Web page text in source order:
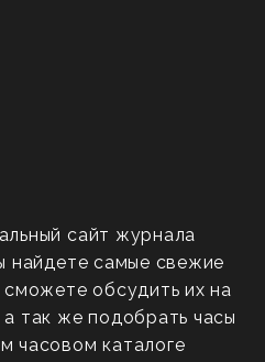
сайт журнала
найдете самые свежие
обсудить их на
так же подобрать часы
часовом каталоге